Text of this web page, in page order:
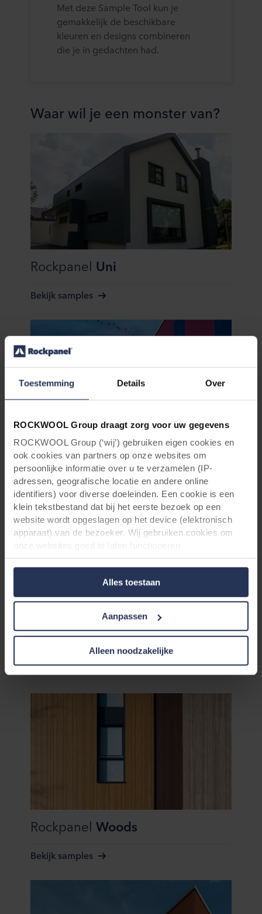
Toestemming Details Over
ROCKWOOL Group draagt zorg voor uw gegevens
ROCKWOOL Group (‘wij’) gebruiken eigen cookies en
ook cookies van partners op onze websites om
persoonlijke informatie over u te verzamelen (IP-
adressen, geografische locatie en andere online
identifiers) voor diverse doeleinden. Een cookie is een
klein tekstbestand dat bij het eerste bezoek op een
website wordt opgeslagen op het device (elektronisch
apparaat) van de bezoeker. Wij gebruiken cookies om
(‘Noodzakelijke’), om uw instellingen te onthouden en uw
gebruikerservaring te verbeteren (‘Functionele’), om uw
gedrag te analyseren en op basis daarvan de websites te
optimaliseren (‘Statistische’), en om onze content en
stemmen op uw gedrag op onze websites (‘Marketing’).
Functionele cookies plaatsen we altijd. Deze zijn namelijk
noodzakelijk om de website goed te laten werken en
verwerken geen persoonsgegevens anders dan voor het
doel waarvoor deze persoonsgegevens worden ingevuld.
over uw gebruik van onze websites kan worden verstrekt
gegevensoverdracht plaatsvindt, ondanks dat het
is aan dat in de EU/EER.
Hieronder vindt u meer informatie over de doeleinden,
algemene beschrijvingen van de verzamelde informatie,
wie elke cookie plaatst, links naar het privacybeleid van
Alles toestaan
Aanpassen
Alleen noodzakelijke
Met deze Sample Tool kun je
gemakkelijk de beschikbare
kleuren en designs combineren
die je in gedachten had.
Waar wil je een monster van?
Rockpanel Uni
Bekijk samples
RockpanelColours
Bekijk samples
RockpanelMetals
Bekijk samples
Rockpanel Woods
Bekijk samples